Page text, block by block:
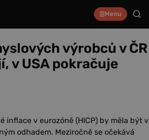
Menu
výrobců v ČR
v USA pokračuje
inflace v eurozóně (HICP) by měla být v
odhadem. Meziročně se očekává